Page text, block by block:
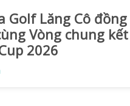
Golf Lăng Cô đồng
Vòng chung kết
2026